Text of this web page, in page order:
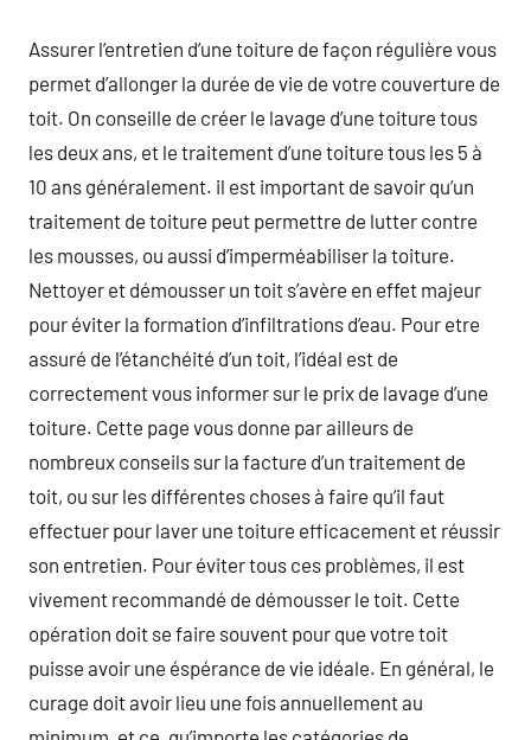
Assurer l’entretien d’une toiture de façon régulière vous
permet d’allonger la durée de vie de votre couverture de
toit. On conseille de créer le lavage d’une toiture tous
les deux ans, et le traitement d’une toiture tous les 5 à
10 ans généralement. il est important de savoir qu’un
traitement de toiture peut permettre de lutter contre
les mousses, ou aussi d’imperméabiliser la toiture.
Nettoyer et démousser un toit s’avère en effet majeur
pour éviter la formation d’infiltrations d’eau. Pour etre
assuré de l’étanchéité d’un toit, l’idéal est de
correctement vous informer sur le prix de lavage d’une
toiture. Cette page vous donne par ailleurs de
nombreux conseils sur la facture d’un traitement de
toit, ou sur les différentes choses à faire qu’il faut
effectuer pour laver une toiture efficacement et réussir
son entretien. Pour éviter tous ces problèmes, il est
vivement recommandé de démousser le toit. Cette
opération doit se faire souvent pour que votre toit
puisse avoir une éspérance de vie idéale. En général, le
curage doit avoir lieu une fois annuellement au